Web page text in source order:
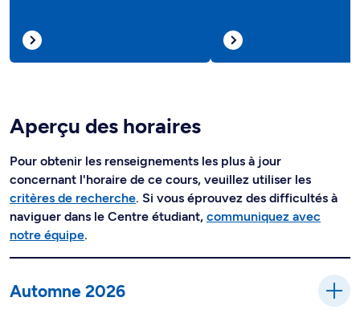
Aperçu des horaires
Pour obtenir les renseignements les plus à jour
concernant l'horaire de ce cours, veuillez utiliser les
critères de recherche. Si vous éprouvez des difficultés à
naviguer dans le Centre étudiant, communiquez avec
notre équipe.
Automne 2026